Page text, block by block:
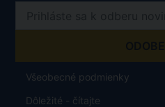
Všeobecné podmienky
Dôležité - čítajte